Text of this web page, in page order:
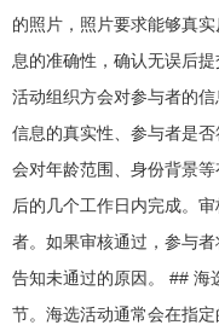
的照片，照片要求能够真
息的准确性，确认无误后
活动组织方会对参与者的
信息的真实性、参与者是
会对年龄范围、身份背景
后的几个工作日内完成。
者。如果审核通过，参与
告知未通过的原因。 ## 海
节。海选活动通常会在指